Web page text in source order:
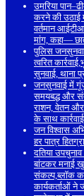
उमरिया
करने की उठाई
वर्तमान
मांग, कहा—
पुलिस
त्वरित
सुनवाई, थाना
जनसुनवाई में
समयबद्ध और
राशन, वेतन और
के साथ
जन विश्वास
हर पात्र
दतिया
बांटकर मनाई
संकल्प,ब्लॉक
कार्यकर्ताओं ने